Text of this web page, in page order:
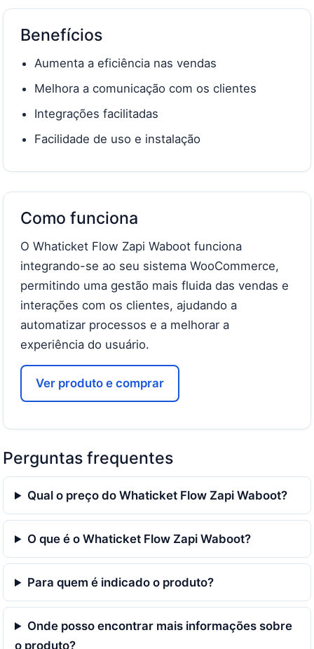
Benefícios
Aumenta a eficiência nas vendas
Melhora a comunicação com os clientes
Integrações facilitadas
Facilidade de uso e instalação
Como funciona
O Whaticket Flow Zapi Waboot funciona
integrando-se ao seu sistema WooCommerce,
permitindo uma gestão mais fluida das vendas e
interações com os clientes, ajudando a
automatizar processos e a melhorar a
experiência do usuário.
Ver produto e comprar
Perguntas frequentes
Qual o preço do Whaticket Flow Zapi Waboot?
O que é o Whaticket Flow Zapi Waboot?
Para quem é indicado o produto?
Onde posso encontrar mais informações sobre
o produto?